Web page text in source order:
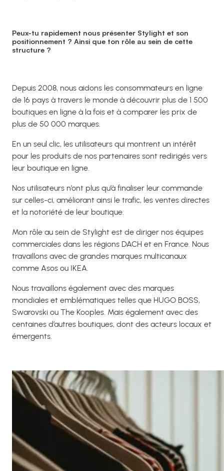
Peux-tu rapidement nous présenter Stylight et son
positionnement ? Ainsi que ton rôle au sein de cette
structure ?
Depuis 2008, nous aidons les consommateurs en ligne
de 16 pays à travers le monde à découvrir plus de 1 500
boutiques en ligne à la fois et à comparer les prix de
plus de 50 000 marques.
En un seul clic, les utilisateurs qui montrent un intérêt
pour les produits de nos partenaires sont redirigés vers
leur boutique en ligne.
Nos utilisateurs n’ont plus qu’à finaliser leur commande
sur celles-ci, améliorant ainsi le trafic, les ventes directes
et la notoriété de leur boutique.
Mon rôle au sein de Stylight est de diriger nos équipes
commerciales dans les régions DACH et en France. Nous
travaillons avec de grandes marques multicanaux
comme Asos ou IKEA.
Nous travaillons également avec des marques
mondiales et emblématiques telles que HUGO BOSS,
Swarovski ou The Kooples. Mais également avec des
centaines d’autres boutiques, dont des acteurs locaux et
émergents.